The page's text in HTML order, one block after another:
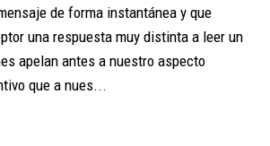
de forma instantánea y que
una respuesta muy distinta a leer un
apelan antes a nuestro aspecto
que a nues...